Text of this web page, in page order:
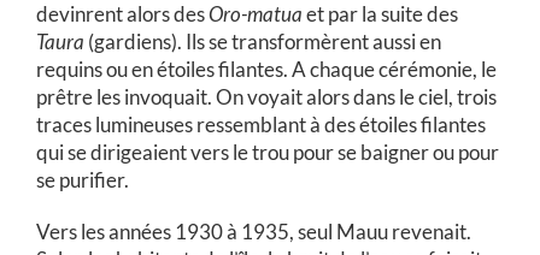
devinrent alors desOro-matuaet par la suite des
Taura (gardiens). Ils se transformèrent aussi en
requins ou en étoiles filantes. A chaque cérémonie, le
prêtre les invoquait. On voyait alors dans le ciel, trois
traces lumineuses ressemblant à des étoiles filantes
qui se dirigeaient vers le trou pour se baigner ou pour
se purifier.
Vers les années 1930 à 1935, seul Mauu revenait.